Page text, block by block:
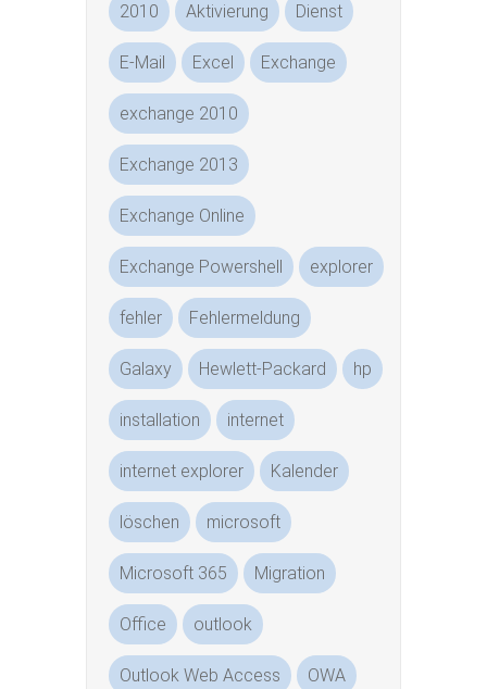
2010 Aktivierung Dienst
E-Mail Excel Exchange
exchange 2010
Exchange 2013
Exchange Online
Exchange Powershell explorer
fehler Fehlermeldung
Galaxy Hewlett-Packard hp
installation internet
internet explorer Kalender
löschen microsoft
Microsoft 365 Migration
Office outlook
Outlook Web Access OWA